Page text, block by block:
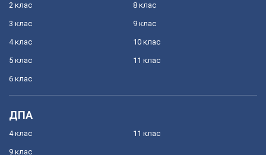
2 клас
3 клас
4 клас
5 клас
6 клас
8 клас
9 клас
10 клас
11 клас
ДПА
4 клас
9 клас
11 клас